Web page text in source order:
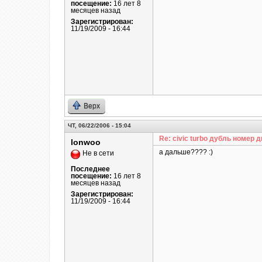
посещение: 16 лет 8
месяцев назад
Зарегистрирован:
11/19/2009 - 16:44
Верх
ЧТ, 06/22/2006 - 15:04
lonwoo
Не в сети
Последнее
посещение: 16 лет 8
месяцев назад
Зарегистрирован:
11/19/2009 - 16:44
Re: civic turbo дубль номер
а дальше???? :)